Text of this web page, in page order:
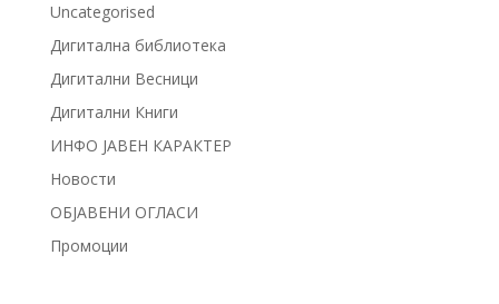
Uncategorised
Дигитална библиотека
Дигитални Весници
Дигитални Книги
ИНФО ЈАВЕН КАРАКТЕР
Новости
ОБЈАВЕНИ ОГЛАСИ
Промоции